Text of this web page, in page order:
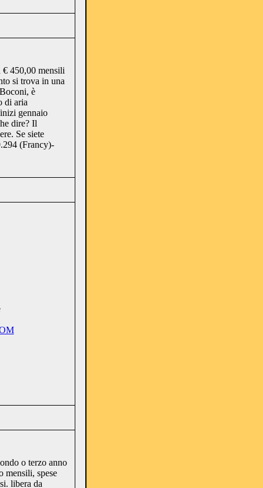
€ 450,00 mensili
si trova in una
è
di aria
gennaio
dire? Il
Se siete
(Francy)-
o terzo anno
mensili, spese
libera da